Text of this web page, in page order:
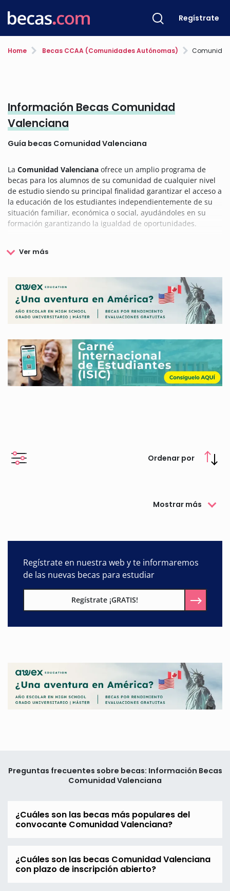
Regístrate
Home Becas CCAA (Comunidades Autónomas)
Información Becas Comunidad
Valenciana
Guía becas Comunidad Valenciana
La Comunidad Valenciana ofrece un amplio programa de
becas para los alumnos de su comunidad de cualquier nivel
de estudio siendo su principal finalidad garantizar el acceso a
la educación de los estudiantes independientemente de su
situación familiar, económica o social, ayudándoles en su
formación garantizando la igualdad de oportunidades.
encontrar una amplia variedad aunque están más
ayudas complementarias a las becas del Ministerio de
Educación hasta becas de excelencia académica. Cada una de
las becas de la Comunitat cuentan con sus propios requisitos
y condiciones que se deberán consultar en cada caso para
saber si es posible optar a ellas y en qué plazos.
En esta página encontrarás toda la información sobre las
becas de la Comunidad Valenciana, te contaremos cuáles son
las becas de la Comunitat Valenciana más populares y te
explicaremos todo lo que debes saber sobre cómo solicitarlas,
requisitos y plazos.
Ordenar por
Mostrar más
Regístrate en nuestra web y te informaremos
de las nuevas becas para estudiar
Regístrate ¡GRATIS!
Preguntas frecuentes sobre becas: Información Becas
Comunidad Valenciana
¿Cuáles son las becas más populares del
convocante Comunidad Valenciana?
¿Cuáles son las becas Comunidad Valenciana
con plazo de inscripción abierto?